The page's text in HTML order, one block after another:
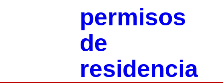
permisos
de
residencia